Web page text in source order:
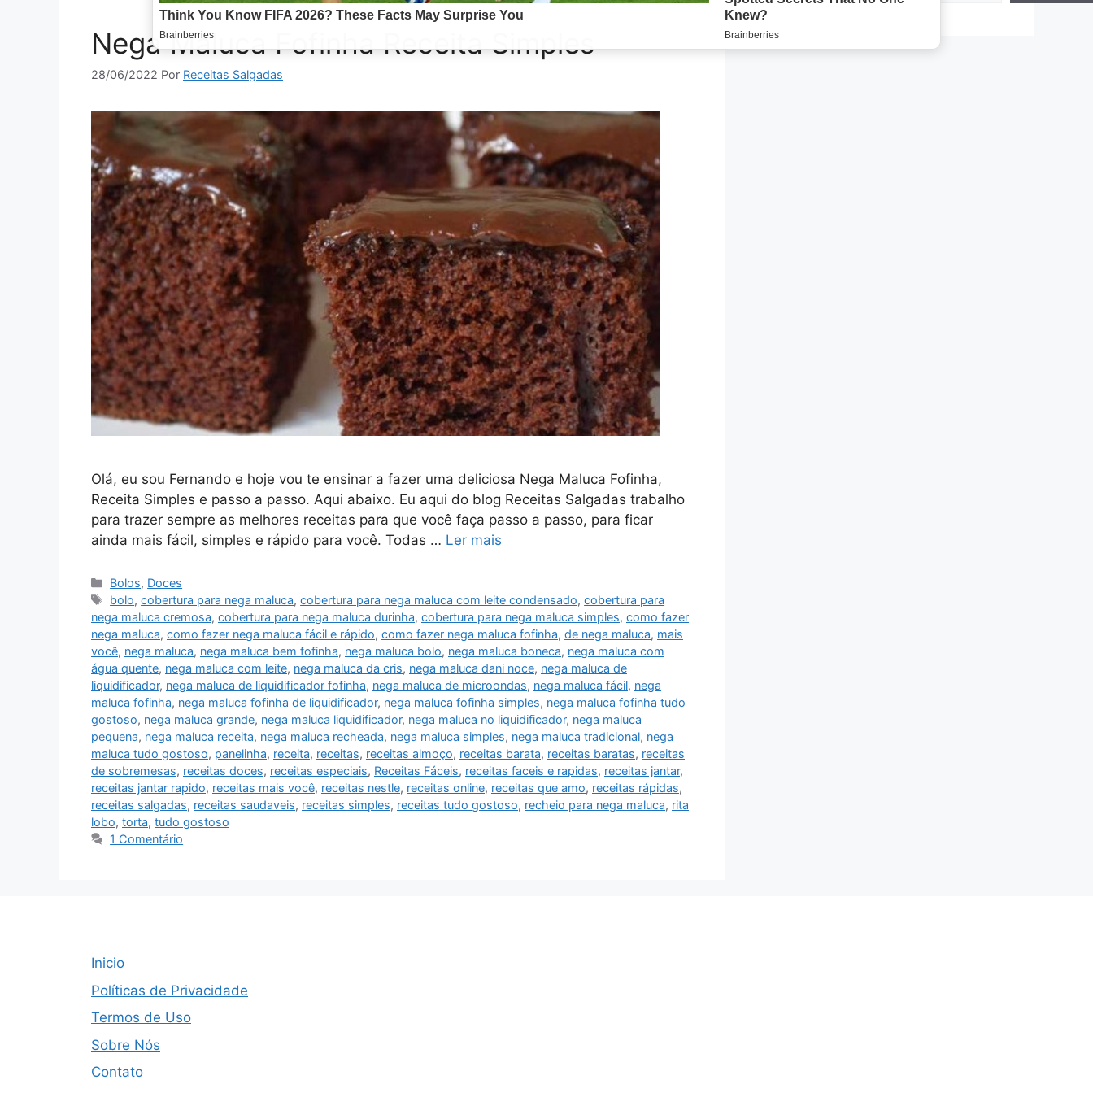
Nega Maluca Fofinha Receita Simples
28/06/2022 Por Receitas Salgadas
Olá, eu sou Fernando e hoje vou te ensinar a fazer uma deliciosa Nega Maluca Fofinha,
Receita Simples e passo a passo. Aqui abaixo. Eu aqui do blog Receitas Salgadas trabalho
para trazer sempre as melhores receitas para que você faça passo a passo, para ficar
ainda mais fácil, simples e rápido para você. Todas … Ler mais
Categorias
Bolos, Doces
Tags
bolo,cobertura para nega maluca,cobertura para nega maluca com leite condensado,cobertura para
nega maluca cremosa, cobertura para nega maluca durinha, cobertura para nega maluca simples, como fazer
nega maluca, como fazer nega maluca fácil e rápido, como fazer nega maluca fofinha, de nega maluca, mais
você, nega maluca, nega maluca bem fofinha, nega maluca bolo, nega maluca boneca, nega maluca com
água quente, nega maluca com leite, nega maluca da cris, nega maluca dani noce, nega maluca de
liquidificador, nega maluca de liquidificador fofinha, nega maluca de microondas, nega maluca fácil, nega
maluca fofinha, nega maluca fofinha de liquidificador, nega maluca fofinha simples, nega maluca fofinha tudo
gostoso, nega maluca grande, nega maluca liquidificador, nega maluca no liquidificador, nega maluca
pequena, nega maluca receita, nega maluca recheada, nega maluca simples, nega maluca tradicional, nega
maluca tudo gostoso, panelinha, receita, receitas, receitas almoço, receitas barata, receitas baratas, receitas
de sobremesas, receitas doces, receitas especiais, Receitas Fáceis, receitas faceis e rapidas, receitas jantar,
receitas jantar rapido, receitas mais você, receitas nestle, receitas online, receitas que amo, receitas rápidas,
receitas salgadas, receitas saudaveis, receitas simples, receitas tudo gostoso, recheio para nega maluca, rita
lobo, torta, tudo gostoso
1 Comentário
Inicio
Políticas de Privacidade
Termos de Uso
Sobre Nós
Contato